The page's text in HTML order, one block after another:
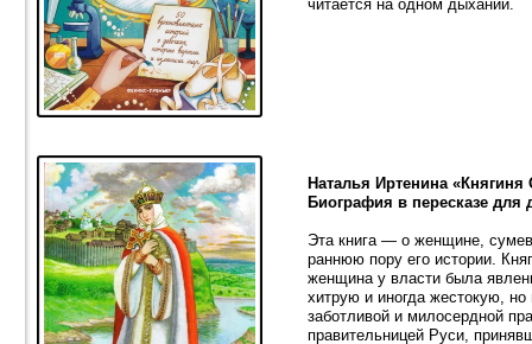
читается на одном дыхании.
Наталья Иртенина
Биография в пересказе для
Эта книга — о женщине,
раннюю пору его истории.
женщина у власти была
хитрую и иногда жестокую,
заботливой и милосердной
правительницей Руси,